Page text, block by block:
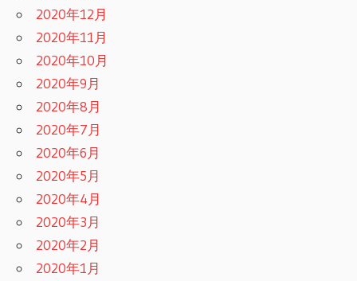
2020年12月
2020年11月
2020年10月
2020年9月
2020年8月
2020年7月
2020年6月
2020年5月
2020年4月
2020年3月
2020年2月
2020年1月